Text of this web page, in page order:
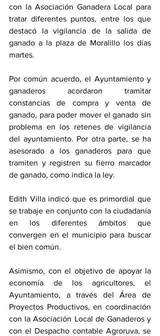
con la Asociación Ganadera Local para
tratar diferentes puntos, entre los que
destacó la vigilancia de la salida de
ganado a la plaza de Moralillo los días
martes.
Por común acuerdo, el Ayuntamiento y
ganaderos acordaron tramitar
constancias de compra y venta de
ganado, para poder mover el ganado sin
problema en los retenes de vigilancia
del ayuntamiento. Por otra parte, se ha
asesorado a los ganaderos para que
tramiten y registren su fierro marcador
de ganado, como indica la ley.
Edith Villa indicó que es primordial que
se trabaje en conjunto con la ciudadanía
en los diferentes ámbitos que
convergen en el municipio para buscar
el bien común.
Asimismo, con el objetivo de apoyar la
economía de los agricultores, el
Ayuntamiento, a través del Área de
Proyectos Productivos, en coordinación
con la Asociación Local de Ganaderos y
con el Despacho contable Agroruva, se